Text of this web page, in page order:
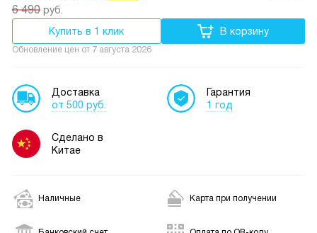
6 490 руб.
Купить в 1 клик
В корзину
Обновление цен от 7 августа 2026
Доставка
от 500 руб.
Гарантия
1 год
Сделано в
Китае
Наличные Карта при получении